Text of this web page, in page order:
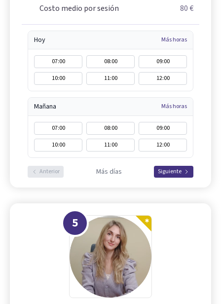
Costo medio por sesión
80 €
Hoy Más horas
07:00 08:00
09:00
10:00
11:00 12:00
Mañana Más horas
07:00 08:00
09:00
10:00
11:00 12:00
Anterior Más días Siguiente
5